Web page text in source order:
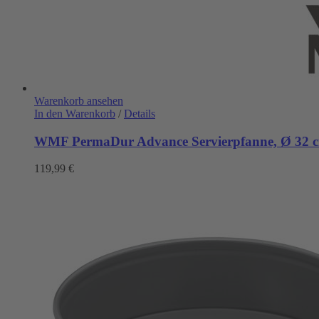
Warenkorb ansehen
In den Warenkorb / Details
WMF PermaDur Advance Servierpfanne, Ø 32
119,99 €